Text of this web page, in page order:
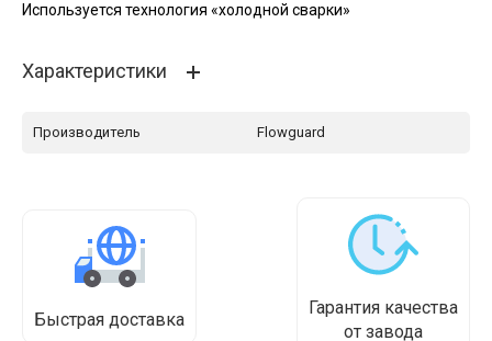
Используется технология «холодной сварки»
Характеристики
Производитель Flowguard
Быстрая доставка
Гарантия качества
от завода